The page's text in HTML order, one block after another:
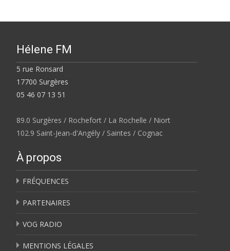
Hélene FM
5 rue Ronsard
17700 Surgères
05 46 07 13 51
89.0 Surgères / Rochefort / La Rochelle / Niort
102.9 Saint-Jean-d'Angély / Saintes / Cognac
À propos
FRÉQUENCES
PARTENAIRES
VOG RADIO
MENTIONS LÉGALES